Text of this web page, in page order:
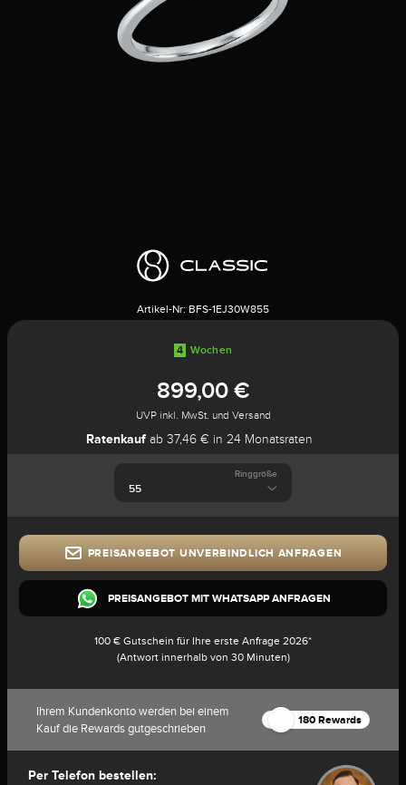
Artikel-Nr: BFS-1EJ30W855
4 Wochen
899,00 €
UVP inkl. MwSt. und Versand
Ratenkauf ab 37,46 € in 24 Monatsraten
Ringgröße
PREISANGEBOT UNVERBINDLICH ANFRAGEN
PREISANGEBOT MIT WHATSAPP ANFRAGEN
100 € Gutschein für Ihre erste Anfrage 2026*
(Antwort innerhalb von 30 Minuten)
Ihrem Kundenkonto werden bei einem
Kauf die Rewards gutgeschrieben
180 Rewards
Per Telefon bestellen: